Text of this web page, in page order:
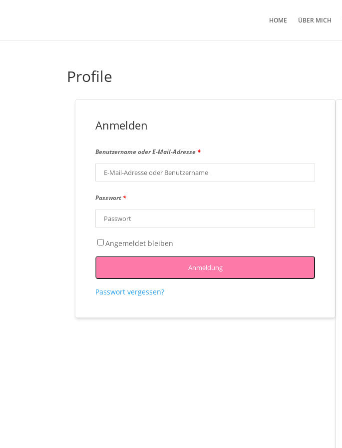
HOME ÜBER MICH
Profile
Anmelden
Benutzername oder E-Mail-Adresse *
Passwort *
Angemeldet bleiben
Anmeldung
Passwort vergessen?